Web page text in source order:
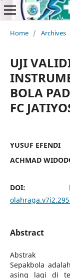
Home / Archives
UJI
BOLA
FC
YUSUF EFENDI
ACHMAD
DOI:
Abstract
Abstrak
Sepakbola
asing lagi di